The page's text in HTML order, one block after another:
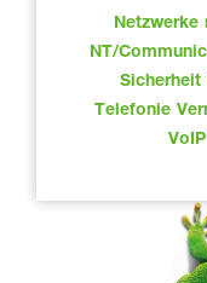
Netzwerke
NT/
Sicherheit
Telefonie
VoIP